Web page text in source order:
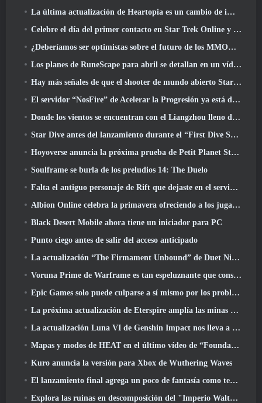
La última actualización de Heartopia es un cambio de imagen al estilo de Alicia en el país de las maravillas
Celebre el día del primer contacto en Star Trek Online y gane una nueva versión del Nobel Intel Battlecruiser
¿Deberíamos ser optimistas sobre el futuro de los MMORPG??
Los planes de RuneScape para abril se detallan en un vídeo para desarrolladores
Hay más señales de que el shooter de mundo abierto StarCraft podría ser algo real
El servidor “NosFire” de Acelerar la Progresión ya está disponible en NosTale
Donde los vientos se encuentran con el Liangzhou lleno de nieve ahora disponible con el lanzamiento de la versión 1.5
Star Dive antes del lanzamiento durante el “First Dive Show”
Hoyoverse anuncia la próxima prueba de Petit Planet Stardrift
Soulframe se burla de los preludios 14: The Duelo
Falta el antiguo personaje de Rift que dejaste en el servidor muerto? Gamigo tiene una solución para eso
Albion Online celebra la primavera ofreciendo a los jugadores una linda montura de conejito
Black Desert Mobile ahora tiene un iniciador para PC
Punto ciego antes de salir del acceso anticipado
La actualización “The Firmament Unbound” de Duet Night Abyss concluye la historia de Huaxu
Voruna Prime de Warframe es tan espeluznante que consiguió su propio tráiler de Red Band
Epic Games solo puede culparse a sí mismo por los problemas recientes
La próxima actualización de Eterspire amplía las minas enanas y ofrece una revisión completa del combate contra jefes
La actualización Luna VI de Genshin Impact nos lleva a ese lugar del que Mondstadt sigue hablando pero que nunca hemos visto
Mapas y modos de HEAT en el último vídeo de “Foundations”
Kuro anuncia la versión para Xbox de Wuthering Waves
El lanzamiento final agrega un poco de fantasía como temporada 10 Lanzamientos
Explora las ruinas en descomposición del "Imperio Walthen" en la próxima gran actualización de RAVEN2